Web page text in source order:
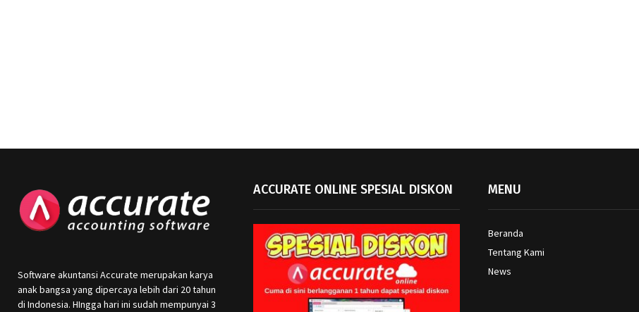
Software akuntansi Accurate merupakan karya
anak bangsa yang dipercaya lebih dari 20 tahun
di Indonesia. HIngga hari ini sudah mempunyai 3
ACCURATE ONLINE SPESIAL DISKON MENU
Beranda
Tentang Kami
News